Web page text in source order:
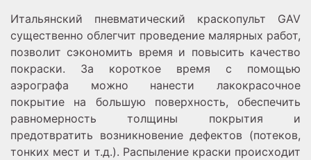
Итальянский пневматический краскопульт GAV
существенно облегчит проведение малярных работ,
позволит сэкономить время и повысить качество
покраски. За короткое время с помощью
аэрографа можно нанести лакокрасочное
покрытие на большую поверхность, обеспечить
равномерность толщины покрытия и
предотвратить возникновение дефектов (потеков,
тонких мест и т.д.). Распыление краски происходит